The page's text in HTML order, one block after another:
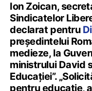
Ion Zoican,
Sindicatelor
declarat pentru
președintelui
medieze, la
ministrului David
Educației”.
pentru educație,